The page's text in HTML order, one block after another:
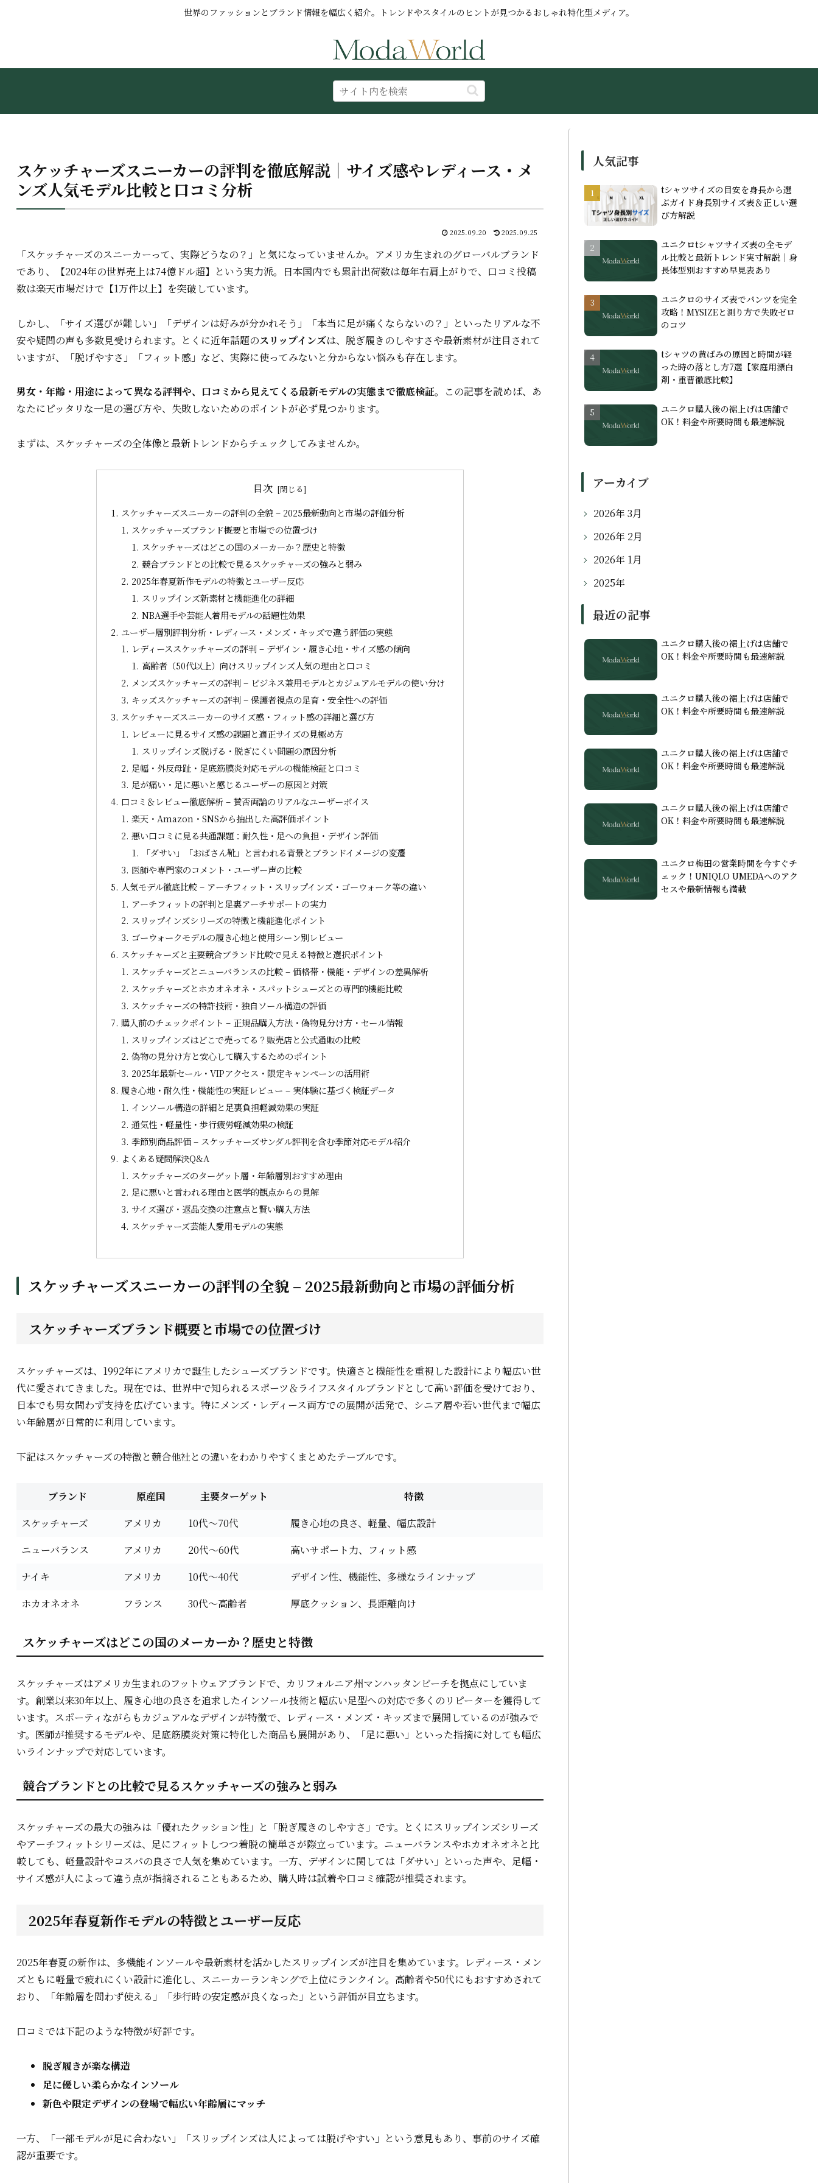
世界のファッションとブランド情報を幅広く紹介。トレンドやスタイルのヒントが見つかるおしゃれ特化型メディア。
スケッチャーズスニーカーの評判を徹底解説｜サイズ感やレディース・メ
ンズ人気モデル比較と口コミ分析
2025.09.20 2025.09.25
「スケッチャーズのスニーカーって、実際どうなの？」と気になっていませんか。アメリカ生まれのグローバルブランド
であり、【2024年の世界売上は74億ドル超】という実力派。日本国内でも累計出荷数は毎年右肩上がりで、口コミ投稿
数は楽天市場だけで【1万件以上】を突破しています。
しかし、「サイズ選びが難しい」「デザインは好みが分かれそう」「本当に足が痛くならないの？」といったリアルな不
安や疑問の声も多数見受けられます。とくに近年話題のスリップインズは、脱ぎ履きのしやすさや最新素材が注目されて
いますが、「脱げやすさ」「フィット感」など、実際に使ってみないと分からない悩みも存在します。
男女・年齢・用途によって異なる評判や、口コミから見えてくる最新モデルの実態まで徹底検証。
この記事を読めば、あ
なたにピッタリな一足の選び方や、失敗しないためのポイントが必ず見つかります。
まずは、スケッチャーズの全体像と最新トレンドからチェックしてみませんか。
目次
スケッチャーズスニーカーの評判の全貌 – 2025最新動向と市場の評価分析
スケッチャーズブランド概要と市場での位置づけ
スケッチャーズはどこの国のメーカーか？歴史と特徴
競合ブランドとの比較で見るスケッチャーズの強みと弱み
2025年春夏新作モデルの特徴とユーザー反応
スリップインズ新素材と機能進化の詳細
NBA選手や芸能人着用モデルの話題性効果
ユーザー層別評判分析・レディース・メンズ・キッズで違う評価の実態
レディーススケッチャーズの評判 – デザイン・履き心地・サイズ感の傾向
高齢者（50代以上）向けスリップインズ人気の理由と口コミ
メンズスケッチャーズの評判 – ビジネス兼用モデルとカジュアルモデルの使い分け
キッズスケッチャーズの評判 – 保護者視点の足育・安全性への評価
スケッチャーズスニーカーのサイズ感・フィット感の詳細と選び方
レビューに見るサイズ感の課題と適正サイズの見極め方
スリップインズ脱げる・脱ぎにくい問題の原因分析
足幅・外反母趾・足底筋膜炎対応モデルの機能検証と口コミ
足が痛い・足に悪いと感じるユーザーの原因と対策
口コミ＆レビュー徹底解析 – 賛否両論のリアルなユーザーボイス
楽天・Amazon・SNSから抽出した高評価ポイント
悪い口コミに見る共通課題：耐久性・足への負担・デザイン評価
「ダサい」「おばさん靴」と言われる背景とブランドイメージの変遷
医師や専門家のコメント・ユーザー声の比較
人気モデル徹底比較 – アーチフィット・スリップインズ・ゴーウォーク等の違い
アーチフィットの評判と足裏アーチサポートの実力
スリップインズシリーズの特徴と機能進化ポイント
ゴーウォークモデルの履き心地と使用シーン別レビュー
スケッチャーズと主要競合ブランド比較で見える特徴と選択ポイント
スケッチャーズとニューバランスの比較 – 価格帯・機能・デザインの差異解析
スケッチャーズとホカオネオネ・スパットシューズとの専門的機能比較
スケッチャーズの特許技術・独自ソール構造の評価
購入前のチェックポイント – 正規品購入方法・偽物見分け方・セール情報
スリップインズはどこで売ってる？販売店と公式通販の比較
偽物の見分け方と安心して購入するためのポイント
2025年最新セール・VIPアクセス・限定キャンペーンの活用術
履き心地・耐久性・機能性の実証レビュー – 実体験に基づく検証データ
インソール構造の詳細と足裏負担軽減効果の実証
通気性・軽量性・歩行疲労軽減効果の検証
季節別商品評価 – スケッチャーズサンダル評判を含む季節対応モデル紹介
よくある疑問解決Q&A
スケッチャーズのターゲット層・年齢層別おすすめ理由
足に悪いと言われる理由と医学的観点からの見解
サイズ選び・返品交換の注意点と賢い購入方法
スケッチャーズ芸能人愛用モデルの実態
スケッチャーズスニーカーの評判の全貌 – 2025最新動向と市場の評価分析
スケッチャーズブランド概要と市場での位置づけ
スケッチャーズは、1992年にアメリカで誕生したシューズブランドです。快適さと機能性を重視した設計により幅広い世
代に愛されてきました。現在では、世界中で知られるスポーツ＆ライフスタイルブランドとして高い評価を受けており、
日本でも男女問わず支持を広げています。特にメンズ・レディース両方での展開が活発で、シニア層や若い世代まで幅広
い年齢層が日常的に利用しています。
下記はスケッチャーズの特徴と競合他社との違いをわかりやすくまとめたテーブルです。
ブランド 原産国 主要ターゲット
特徴
スケッチャーズ
アメリカ 10代～70代
履き心地の良さ、軽量、幅広設計
ニューバランス
アメリカ 20代～60代
高いサポート力、フィット感
ナイキ
アメリカ 10代～40代
デザイン性、機能性、多様なラインナップ
ホカオネオネ
フランス 30代～高齢者 厚底クッション、長距離向け
スケッチャーズはどこの国のメーカーか？歴史と特徴
スケッチャーズはアメリカ生まれのフットウェアブランドで、カリフォルニア州マンハッタンビーチを拠点にしていま
す。創業以来30年以上、履き心地の良さを追求したインソール技術と幅広い足型への対応で多くのリピーターを獲得して
います。スポーティながらもカジュアルなデザインが特徴で、レディース・メンズ・キッズまで展開しているのが強みで
す。医師が推奨するモデルや、足底筋膜炎対策に特化した商品も展開があり、「足に悪い」といった指摘に対しても幅広
いラインナップで対応しています。
競合ブランドとの比較で見るスケッチャーズの強みと弱み
スケッチャーズの最大の強みは「優れたクッション性」と「脱ぎ履きのしやすさ」です。とくにスリップインズシリーズ
やアーチフィットシリーズは、足にフィットしつつ着脱の簡単さが際立っています。ニューバランスやホカオネオネと比
較しても、軽量設計やコスパの良さで人気を集めています。一方、デザインに関しては「ダサい」といった声や、足幅・
サイズ感が人によって違う点が指摘されることもあるため、購入時は試着や口コミ確認が推奨されます。
2025年春夏新作モデルの特徴とユーザー反応
2025年春夏の新作は、多機能インソールや最新素材を活かしたスリップインズが注目を集めています。レディース・メン
ズともに軽量で疲れにくい設計に進化し、スニーカーランキングで上位にランクイン。高齢者や50代にもおすすめされて
おり、「年齢層を問わず使える」「歩行時の安定感が良くなった」という評価が目立ちます。
口コミでは下記のような特徴が好評です。
脱ぎ履きが楽な構造
足に優しい柔らかなインソール
新色や限定デザインの登場で幅広い年齢層にマッチ
一方、「一部モデルが足に合わない」「スリップインズは人によっては脱げやすい」という意見もあり、事前のサイズ確
認が重要です。
人気記事
tシャツサイズの目安を身長から選
ぶガイド身長別サイズ表＆正しい選
び方解説
ユニクロtシャツサイズ表の全モデ
ル比較と最新トレンド実寸解説｜身
長体型別おすすめ早見表あり
ユニクロのサイズ表でパンツを完全
攻略！MYSIZEと測り方で失敗ゼロ
のコツ
tシャツの黄ばみの原因と時間が経
った時の落とし方7選【家庭用漂白
剤・重曹徹底比較】
ユニクロ購入後の裾上げは店舗で
OK！料金や所要時間も最速解説
アーカイブ
2026年 3月
2026年 2月
2026年 1月
2025年
最近の記事
ユニクロ購入後の裾上げは店舗で
OK！料金や所要時間も最速解説
ユニクロ購入後の裾上げは店舗で
OK！料金や所要時間も最速解説
ユニクロ購入後の裾上げは店舗で
OK！料金や所要時間も最速解説
ユニクロ購入後の裾上げは店舗で
OK！料金や所要時間も最速解説
ユニクロ梅田の営業時間を今すぐチ
ェック！UNIQLO UMEDAへのアク
セスや最新情報も満載